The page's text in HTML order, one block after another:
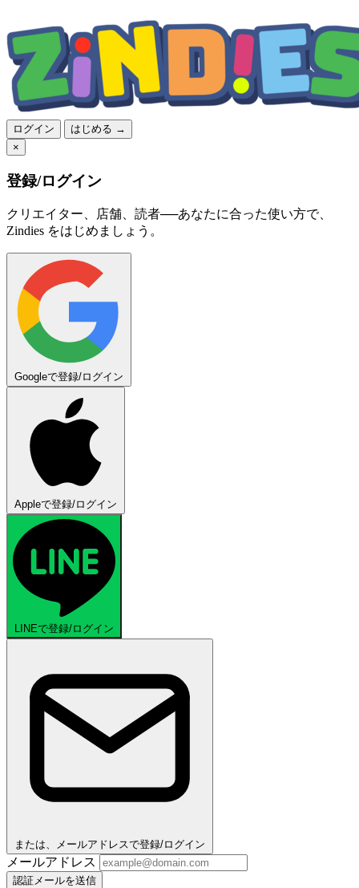
ログイン
はじめる →
×
登録/ログイン
クリエイター、店舗、読者──あなたに合った使い方で、
Zindies をはじめましょう。
Googleで登録/ログイン
Appleで登録/ログイン
LINEで登録/ログイン
または、メールアドレスで登録/ログイン
メールアドレス
認証メールを送信